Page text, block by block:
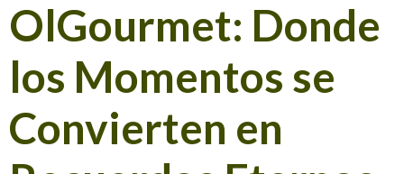
OlGourmet: Donde
los Momentos se
Convierten en